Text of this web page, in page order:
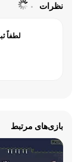
نظرات
لطفاً
بازی‌های مرتبط